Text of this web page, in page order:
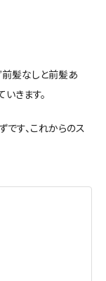
前髪なしと前髪あ
きます。
す、これからのス